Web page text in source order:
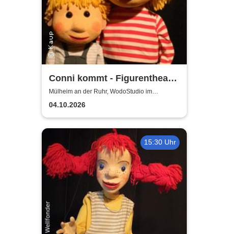
Conni kommt - Figurentheater
für alle ab 4 Jahren
Mülheim an der Ruhr, WodoStudio im
Ringlokschuppen Ruhr
04.10.2026
15:30 Uhr